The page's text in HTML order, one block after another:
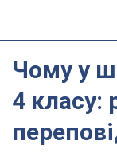
Чому у
4 класу: